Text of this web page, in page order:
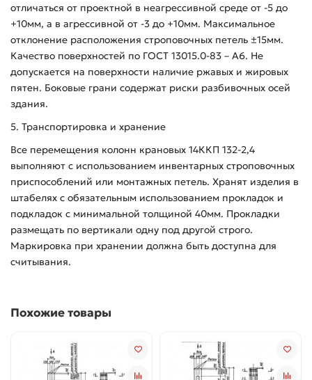
отличаться от проектной в неагрессивной среде от -5 до
+10мм, а в агрессивной от -3 до +10мм. Максимальное
отклонение расположения строповочных петель ±15мм.
Качество поверхностей по ГОСТ 13015.0-83 – А6. Не
допускается на поверхности наличие ржавых и жировых
пятен. Боковые грани содержат риски разбивочных осей
здания.
5. Транспортировка и хранение
Все перемещения колонн крановых 14ККП 132-2,4
выполняют с использованием инвентарных строповочных
приспособлений или монтажных петель. Хранят изделия в
штабелях с обязательным использованием прокладок и
подкладок с минимальной толщиной 40мм. Прокладки
размещать по вертикали одну под другой строго.
Маркировка при хранении должна быть доступна для
считывания.
Похожие товары